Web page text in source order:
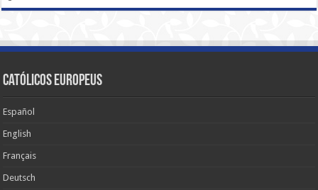
Católicos Europeus
Español
English
Français
Deutsch